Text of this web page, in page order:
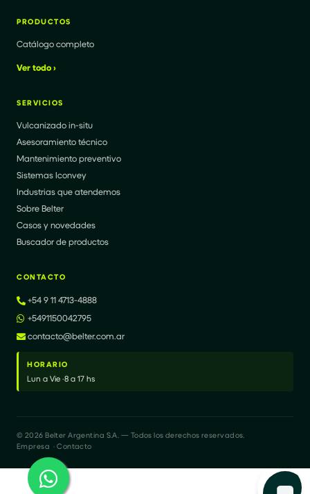
PRODUCTOS
Catálogo completo
Ver todo ›
SERVICIOS
Vulcanizado in-situ
Asesoramiento técnico
Mantenimiento preventivo
Sistemas Iconvey
Industrias que atendemos
Sobre Belter
Casos y novedades
Buscador de productos
CONTACTO
+54 9 11 4713-4888
+5491150042795
contacto@belter.com.ar
HORARIO
Lun a Vie · 8 a 17 hs
© 2026 Belter Argentina S.A. — Todos los derechos reservados.
Empresa ·Contacto